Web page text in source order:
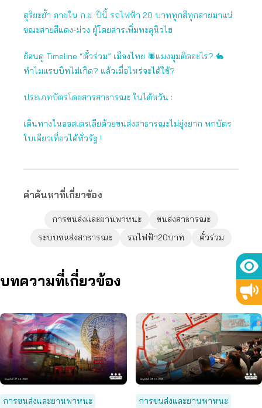
สุริยะย้ำ ภายใน ก.ย. ปีนี้ รถไฟฟ้า 20 บาททุกสีทุกสายมาแน่
ขณะสายสีแดง-ม่วง ผู้โดยสารเพิ่มทะลุนิวไฮ
ย้อนดู Timeline “ตั๋วร่วม” เมืองไทย 🕷แมงมุมติดอะไร? 🐇
ทำไมแรบบิทไม่เกิด? แล้วเมื่อไหร่จะได้ใช้?
ประเภทบัตรโดยสารสาธารณะ ในไต้หวัน :
เดินทางในออสเตรเลียด้วยขนส่งสาธารณะไม่ยุ่งยาก พกบัตร
ใบเดียวเที่ยวได้ทั่วรัฐ !
คำค้นหาที่เกี่ยวข้อง
การขนส่งและยานพาหนะ
ขนส่งสาธารณะ
ระบบขนส่งสาธารณะ
รถไฟฟ้า20บาท ตั๋วร่วม
บทความที่เกี่ยวข้อง
การขนส่งและยานพาหนะ การขนส่งและยานพาหนะ